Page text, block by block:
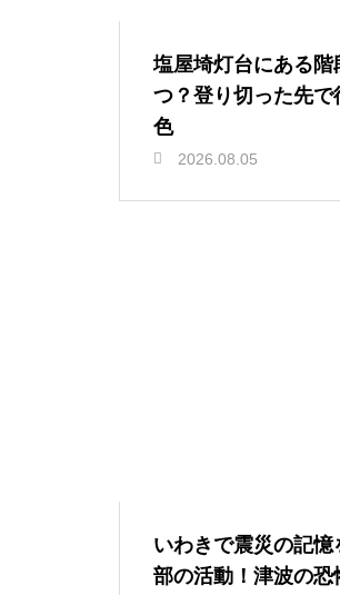
塩屋埼灯台にある階
つ？登り切った先で
色
2026.08.05
いわきで震災の記憶
部の活動！津波の恐